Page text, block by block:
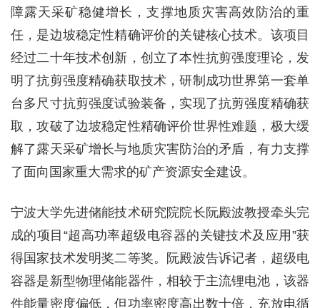
障露天采矿稳健增长，支撑地质灾害高效防治的重
任，是边坡稳定性精确评价的关键核心技术。该项目
经过二十年技术创新，创立了本性抗剪强度理论，发
明了抗剪强度精确获取技术，研制成功世界第一套单
台多尺寸抗剪强度试验装备，实现了抗剪强度精确获
取，攻破了边坡稳定性精确评价世界性难题，极大缓
解了露天采矿增长与地质灾害防治的矛盾，有力支撑
了面向国家重大需求的矿产资源安全建设。
宁波大学先进储能技术研究院院长阮殿波教授牵头完
成的项目“超高功率超级电容器的关键技术及应用”获
得国家技术发明奖二等奖。阮殿波告诉记者，超级电
容器是新型物理储能器件，相较于主流锂电池，该器
件能量密度偏低，但功率密度高出数十倍，充放电循